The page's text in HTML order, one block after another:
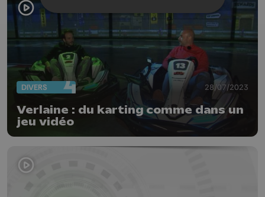
DIVERS 28/07/2023
Verlaine : du karting comme dans un
jeu vidéo